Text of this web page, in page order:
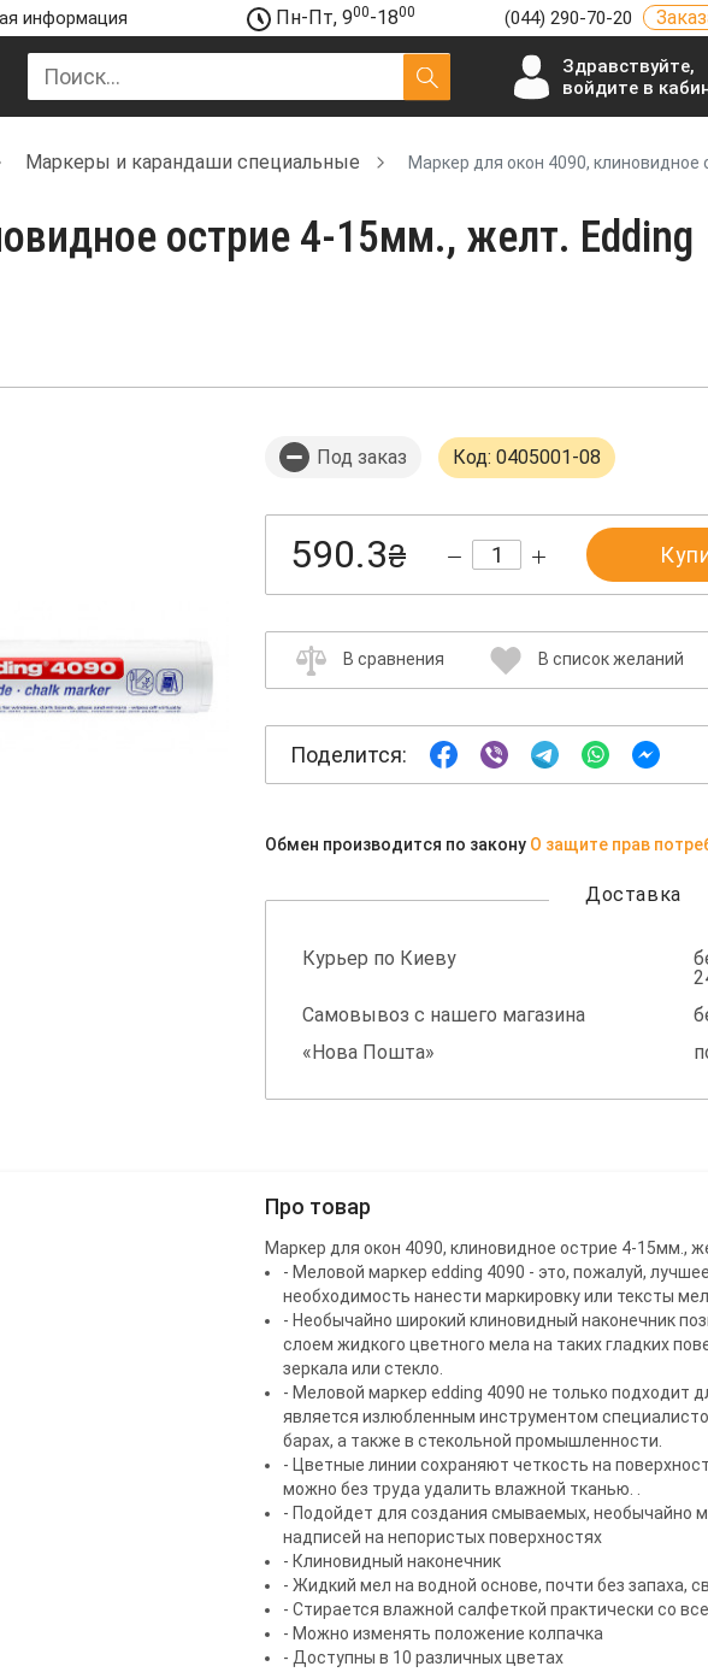
информация Пн-Пт, 900-1800 (044) 290-70-20
Здравствуйте,
войдите в
Маркеры и карандаши специальные Маркер для окон 4090, клиновидное
острие 4-15мм., желт. Edding
Под заказ Код: 0405001-08
590.3₴
В сравнения В список желаний
Поделится:
Обмен производится по закону О защите прав
Доставка
Курьер по Киеву
Самовывоз с нашего магазина
«Нова Пошта»
Про товар
Маркер для окон 4090, клиновидное острие 4-15мм.,
- Меловой маркер edding 4090 - это, пожалуй,
необходимость нанести маркировку или тексты
- Необычайно широкий клиновидный наконечник
слоем жидкого цветного мела на таких гладких
зеркала или стекло.
- Меловой маркер edding 4090 не только подходит
является излюбленным инструментом
барах, а также в стекольной промышленности.
- Цветные линии сохраняют четкость на
можно без труда удалить влажной тканью. .
- Подойдет для создания смываемых, необычайно
надписей на непористых поверхностях
- Клиновидный наконечник
- Жидкий мел на водной основе, почти без запаха,
- Стирается влажной салфеткой практически со
- Можно изменять положение колпачка
- Доступны в 10 различных цветах